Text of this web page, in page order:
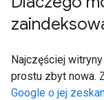
Najczęściej
prostu zbyt nowa.
Google o jej